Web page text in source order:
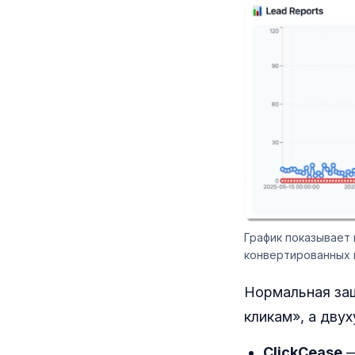
График
конвертированных
Нормальная
кликам», а